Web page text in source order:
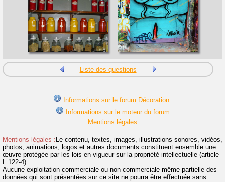
Liste des questions
Informations sur le forum Décoration
Informations sur le moteur du forum
Mentions légales
Mentions légales : Le contenu, textes, images, illustrations sonores, vidéos,
photos, animations, logos et autres documents constituent ensemble une
œuvre protégée par les lois en vigueur sur la propriété intellectuelle (article
L.122-4).
Aucune exploitation commerciale ou non commerciale même partielle des
données qui sont présentées sur ce site ne pourra être effectuée sans